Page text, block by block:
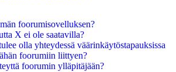
foorumisovelluksen?
X ei ole saatavilla?
olla yhteydessä väärinkäytöstapauksissa
foorumiin liittyen?
foorumin ylläpitäjään?